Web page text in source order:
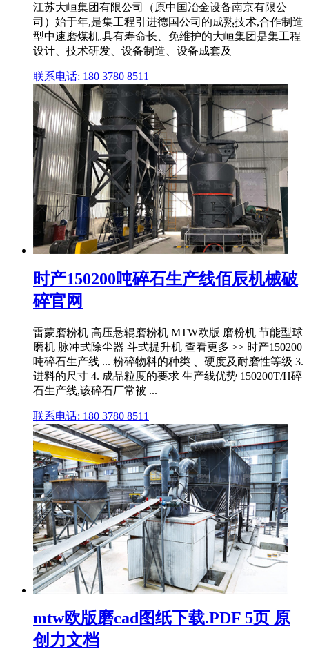
江苏大峘集团有限公司（原中国冶金设备南京有限公
司）始于年,是集工程引进德国公司的成熟技术,合作制造
型中速磨煤机,具有寿命长、免维护的大峘集团是集工程
设计、技术研发、设备制造、设备成套及
联系电话: 180 3780 8511
时产150200吨碎石生产线佰辰机械破
碎官网
雷蒙磨粉机 高压悬辊磨粉机 MTW欧版 磨粉机 节能型球
磨机 脉冲式除尘器 斗式提升机 查看更多 >> 时产150200
吨碎石生产线 ... 粉碎物料的种类 、硬度及耐磨性等级 3.
进料的尺寸 4. 成品粒度的要求 生产线优势 150200T/H碎
石生产线,该碎石厂常被 ...
联系电话: 180 3780 8511
mtw欧版磨cad图纸下载.PDF 5页 原
创力文档